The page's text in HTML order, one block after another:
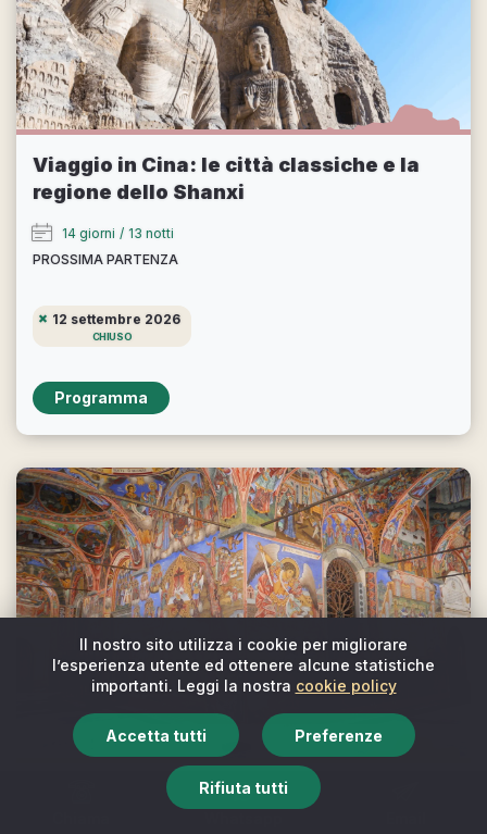
Viaggio in Cina: le città classiche e la
regione dello Shanxi
14 giorni / 13 notti
PROSSIMA PARTENZA
12 settembre 2026
CHIUSO
Programma
Viaggi spirituali
Da Belgrado a Sarajevo: nel cuore
Il nostro sito utilizza i cookie per migliorare
l’esperienza utente ed ottenere alcune statistiche
importanti. Leggi la nostra cookie policy
Accetta tutti Preferenze
Rifiuta tutti